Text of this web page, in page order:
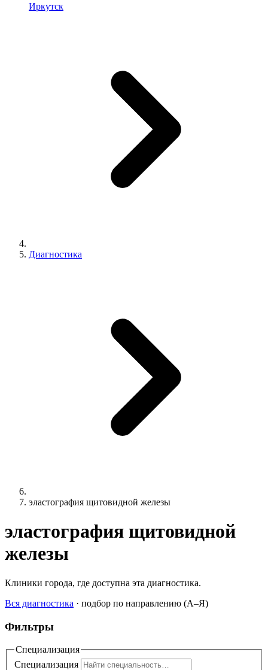
Иркутск
Диагностика
эластография щитовидной железы
эластография щитовидной
железы
Клиники города, где доступна эта диагностика.
Вся диагностика · подбор по направлению (A–Я)
Фильтры
Специализация
Специализация